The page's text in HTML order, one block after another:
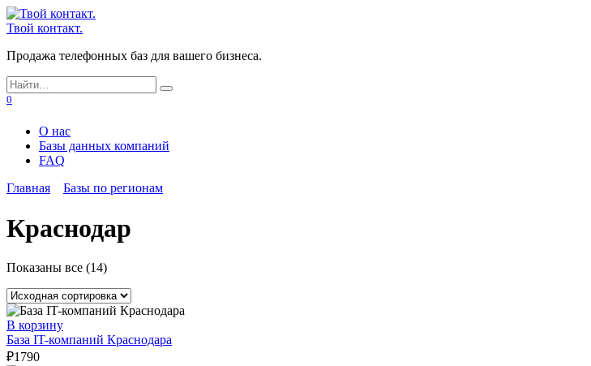
Перейти
к
Твой контакт.
Продажа телефонных баз для вашего бизнеса.
Search
for:
0
О нас
Базы данных компаний
FAQ
Главная
Базы по регионам
Краснодар
Показаны все (14)
В корзину
База IT-компаний Краснодара
₽1790